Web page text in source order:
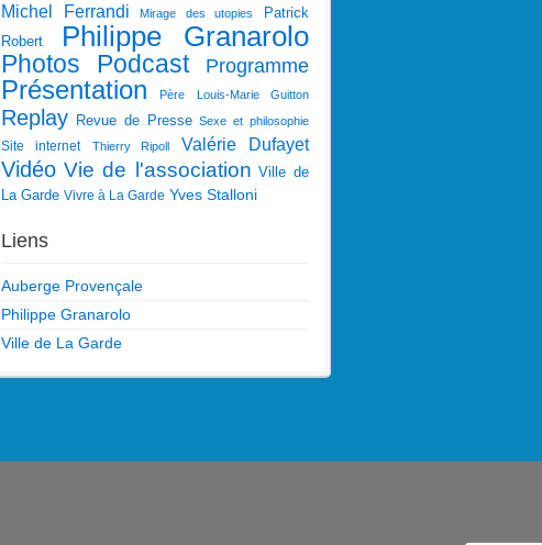
Michel Ferrandi Mirage des utopies
Patrick
Robert
Philippe Granarolo
Photos Podcast Programme
Présentation Père Louis-Marie Guitton
Replay Revue de Presse Sexe et philosophie
Site internet
Thierry Ripoll Valérie Dufayet
Vidéo Vie de l'association Ville de
La Garde Vivre à La Garde Yves Stalloni
Liens
Auberge Provençale
Philippe Granarolo
Ville de La Garde